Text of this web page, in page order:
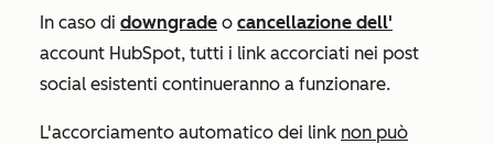
In caso di downgrade o cancellazione dell'
account HubSpot, tutti i link accorciati nei post
social esistenti continueranno a funzionare.
L'accorciamento automatico dei link non può